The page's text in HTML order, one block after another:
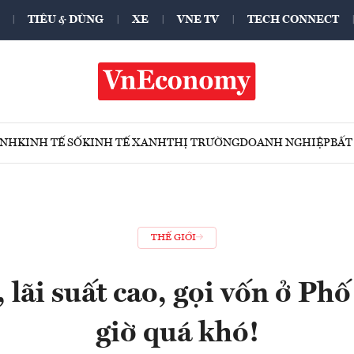
TIÊU & DÙNG XE VNE TV TECH CONNECT
KINH TẾ SỐKINH TẾ XANHTHỊ TRƯỜNGDOANH NGHIỆPBẤT
THẾ GIỚI
lãi suất cao, gọi vốn ở
giờ quá khó!